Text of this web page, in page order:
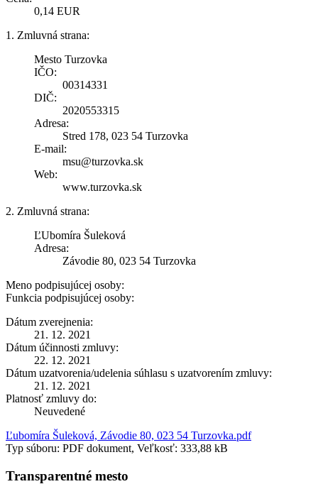
0,14 EUR
1. Zmluvná strana:
Mesto Turzovka
IČO:
00314331
DIČ:
2020553315
Adresa:
Stred 178, 023 54 Turzovka
E-mail:
msu@turzovka.sk
Web:
www.turzovka.sk
2. Zmluvná strana:
ĽUbomíra Šuleková
Adresa:
Závodie 80, 023 54 Turzovka
Meno podpisujúcej osoby:
Funkcia podpisujúcej osoby:
Dátum zverejnenia:
21. 12. 2021
Dátum účinnosti zmluvy:
22. 12. 2021
Dátum uzatvorenia/udelenia súhlasu s uzatvorením zmluvy:
21. 12. 2021
Platnosť zmluvy do:
Neuvedené
Ľubomíra Šuleková, Závodie 80, 023 54 Turzovka.pdf
Typ súboru: PDF dokument, Veľkosť: 333,88 kB
Transparentné mesto